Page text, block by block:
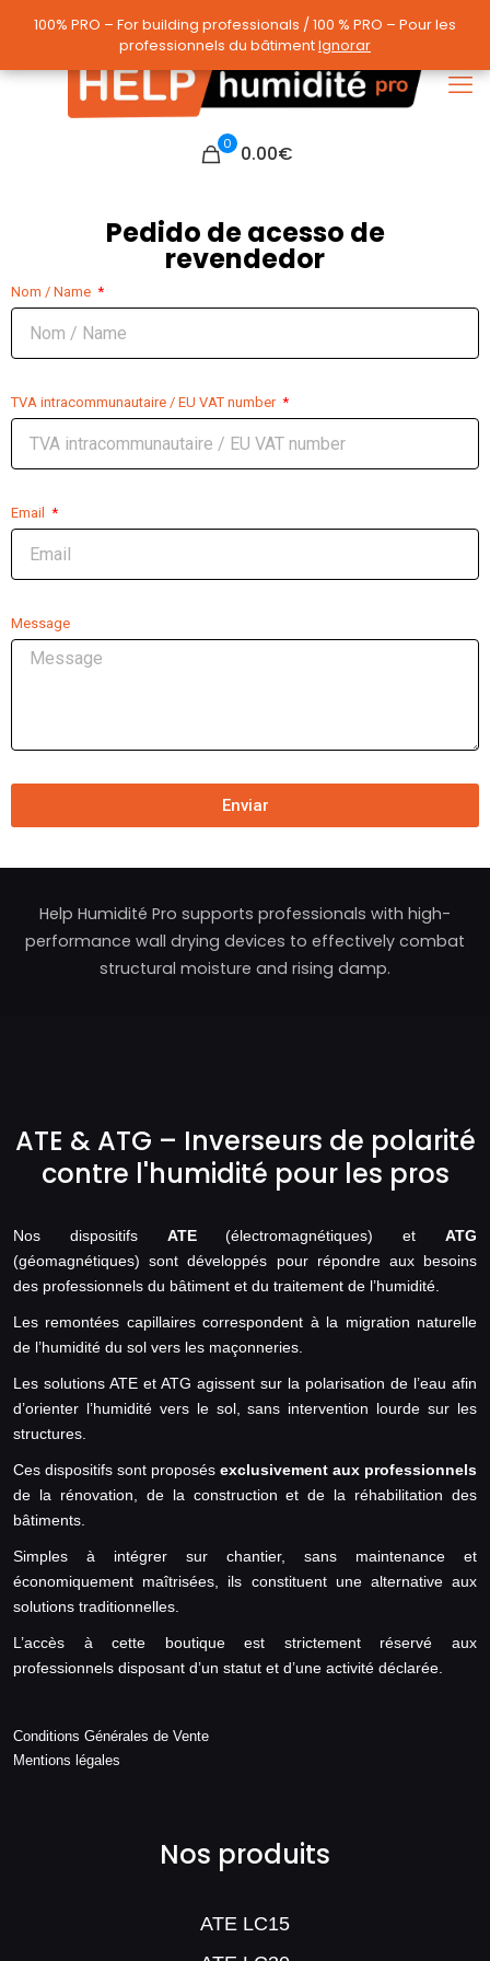
0 0.00€
Pedido de acesso de
revendedor
Nom / Name
TVA intracommunautaire / EU VAT number
Email
Message
Enviar
Help Humidité Pro supports professionals with high-
performance wall drying devices to effectively combat
structural moisture and rising damp.
ATE & ATG – Inverseurs de polarité
contre l'humidité pour les pros
Nos dispositifs ATE(électromagnétiques) etATG
(géomagnétiques) sont développés pour répondre aux besoins
des professionnels du bâtiment et du traitement de l’humidité.
Les remontées capillaires correspondent à la migration naturelle
de l’humidité du sol vers les maçonneries.
Les solutions ATE et ATG agissent sur la polarisation de l’eau afin
d’orienter l’humidité vers le sol, sans intervention lourde sur les
structures.
Ces dispositifs sont proposés exclusivement aux professionnels
de la rénovation, de la construction et de la réhabilitation des
bâtiments.
Simples à intégrer sur chantier, sans maintenance et
économiquement maîtrisées, ils constituent une alternative aux
solutions traditionnelles.
L’accès à cette boutique est strictement réservé aux
professionnels disposant d’un statut et d’une activité déclarée.
Conditions Générales de Vente
Mentions légales
Nos produits
ATE LC15
100% PRO – For building professionals / 100 % PRO – Pour les
professionnels du bâtimentIgnorar
100% PRO – For building professionals / 100 % PRO – Pour les
professionnels du bâtimentIgnorar